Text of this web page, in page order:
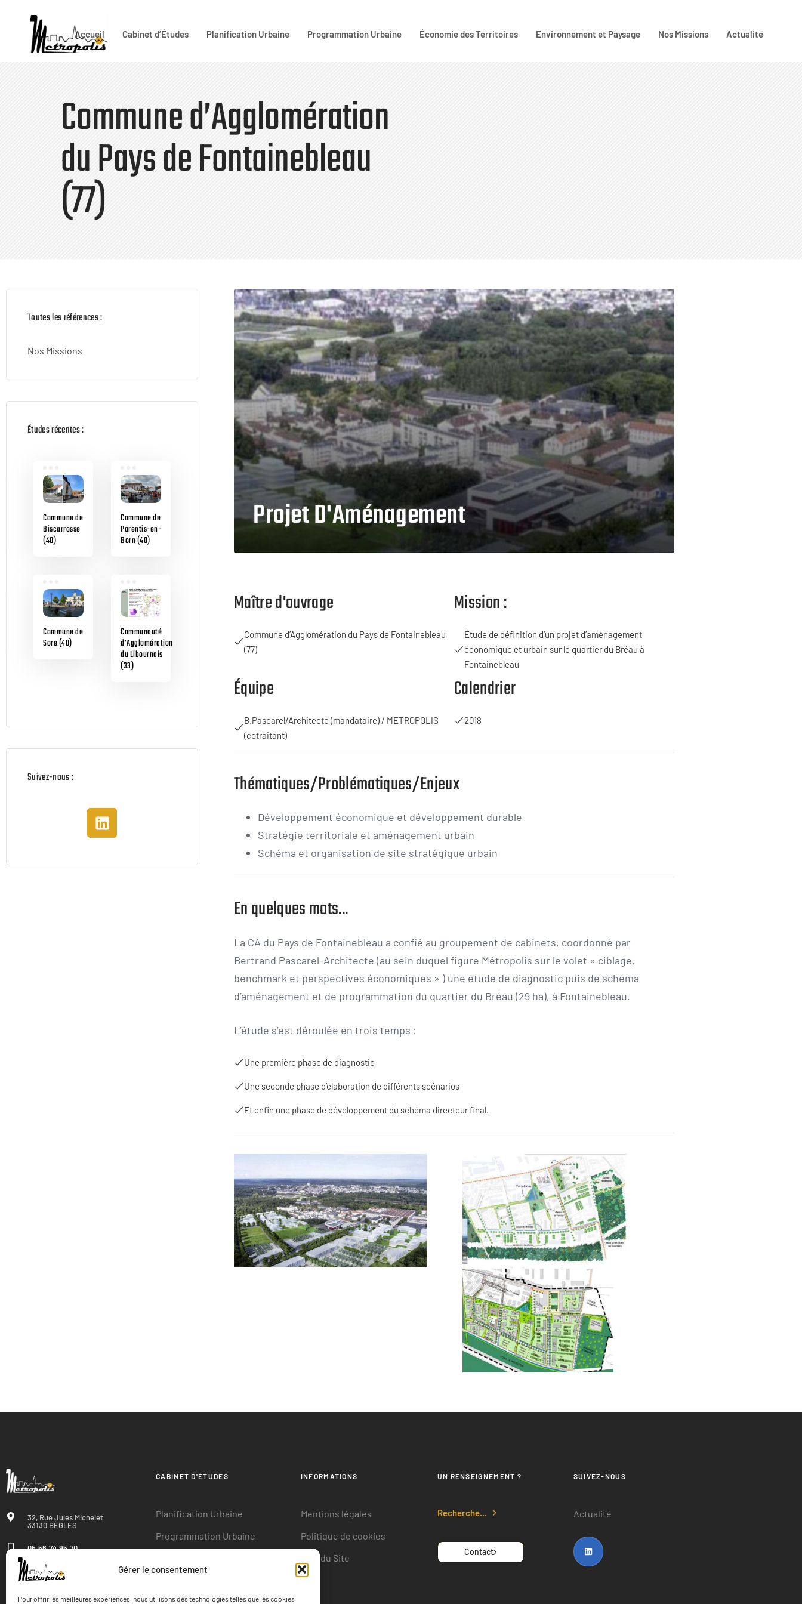
Gérer le consentement
Pour offrir les meilleures expériences, nous utilisons des technologies telles que les cookies
Accueil Cabinet d’Études Planification Urbaine Programmation Urbaine Économie des Territoires Environnement et Paysage Nos Missions Actualité
Commune d’Agglomération
du Pays de Fontainebleau
(77)
Toutes les références :
Nos Missions
Études récentes :
Commune de
Biscarrosse
(40)
Commune de
Parentis-en-
Born (40)
Commune de
Sore (40)
Communauté
d’Agglomération
du Libournais
(33)
Suivez-nous :
Projet D'Aménagement
Maître d'ouvrage
Commune d’Agglomération du Pays de Fontainebleau
(77)
Mission :
Étude de définition d’un projet d’aménagement
économique et urbain sur le quartier du Bréau à
Fontainebleau
Équipe
B.Pascarel/Architecte (mandataire) / METROPOLIS
(cotraitant)
Calendrier
2018
Thématiques/Problématiques/Enjeux
Développement économique et développement durable
Stratégie territoriale et aménagement urbain
Schéma et organisation de site stratégique urbain
En quelques mots...
La CA du Pays de Fontainebleau a confié au groupement de cabinets, coordonné par
Bertrand Pascarel-Architecte (au sein duquel figure Métropolis sur le volet « ciblage,
benchmark et perspectives économiques » ) une étude de diagnostic puis de schéma
d’aménagement et de programmation du quartier du Bréau (29 ha), à Fontainebleau.
L’étude s’est déroulée en trois temps :
Une première phase de diagnostic
Une seconde phase d’élaboration de différents scénarios
Et enfin une phase de développement du schéma directeur final.
32, Rue Jules Michelet
33130 BÈGLES
05.56.74.95.70
Lundi - Vendredi: de 9H
à 19H
CABINET D'ÉTUDES
Planification Urbaine
Programmation Urbaine
INFORMATIONS
Mentions légales
Politique de cookies
Plan du Site
UN RENSEIGNEMENT ?
Recherche...
Contact
SUIVEZ-NOUS
Actualité